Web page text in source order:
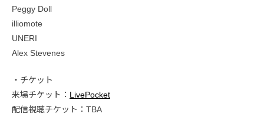
Peggy Doll
illiomote
UNERI
Alex Stevenes
・チケット
来場チケット： LivePocket
配信視聴チケット：TBA